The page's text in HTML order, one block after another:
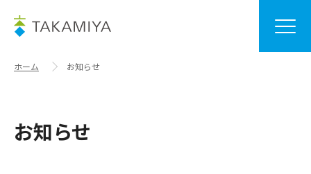
ホーム お知らせ
お知らせ